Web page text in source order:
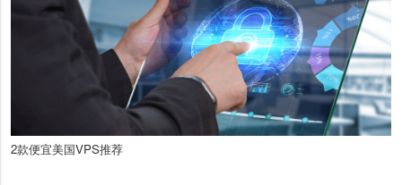
2款便宜美国VPS推荐